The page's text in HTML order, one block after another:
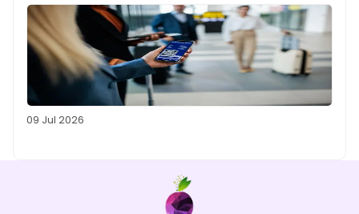
09 Jul 2026